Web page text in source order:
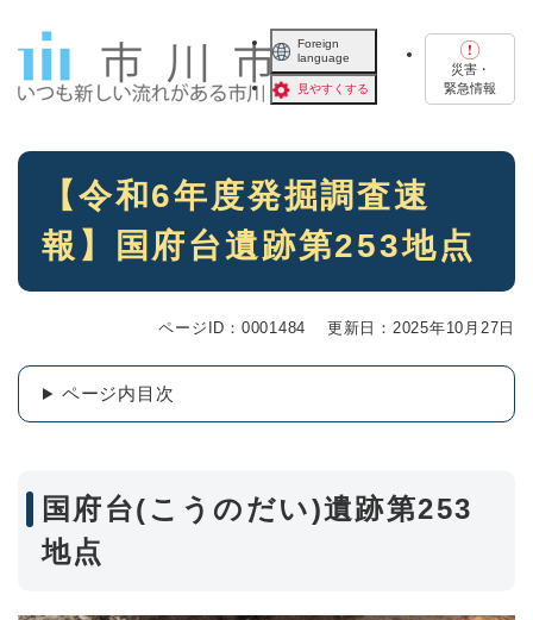
Foreign
language
見やすくする
災害・
緊急情報
本
【令和6年度発掘調査速
報】国府台遺跡第253地点
ページID：0001484 更新日：2025年10月27日
ページ内目次
国府台(こうのだい)遺跡第253
地点